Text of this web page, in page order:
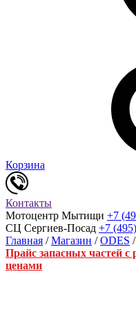
Корзина
Контакты
Мотоцентр Мытищи +7
СЦ Сергиев-Посад +7
Главная /Магазин /ODES
Прайс запасных частей
ценами